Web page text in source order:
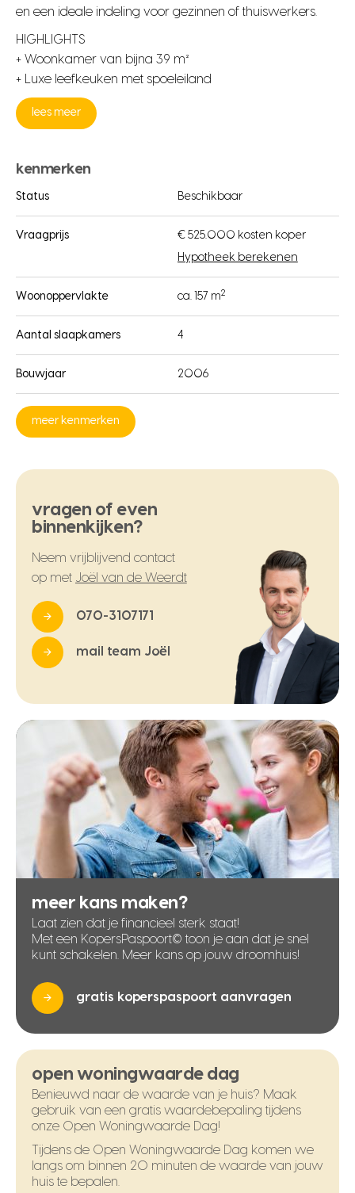
en een ideale indeling voor gezinnen of thuiswerkers.
HIGHLIGHTS
+ Woonkamer van bijna 39 m²
+ Luxe leefkeuken met spoeleiland
lees meer
kenmerken
Status Beschikbaar
Vraagprijs
€ 525.000 kosten koper
Hypotheek berekenen
Woonoppervlakte ca. 157 m2
Aantal slaapkamers 4
Bouwjaar 2006
meer kenmerken
vragen of even
binnenkijken?
Neem vrijblijvend contact
op met Joël van de Weerdt
070-3107171
mail team Joël
meer kans maken?
Laat zien dat je financieel sterk staat!
Met een KopersPaspoort© toon je aan dat je snel
kunt schakelen. Meer kans op jouw droomhuis!
gratis koperspaspoort aanvragen
open woningwaarde dag
Benieuwd naar de waarde van je huis? Maak
gebruik van een gratis waardebepaling tijdens
onze Open Woningwaarde Dag!
Tijdens de Open Woningwaarde Dag komen we
langs om binnen 20 minuten de waarde van jouw
huis te bepalen.